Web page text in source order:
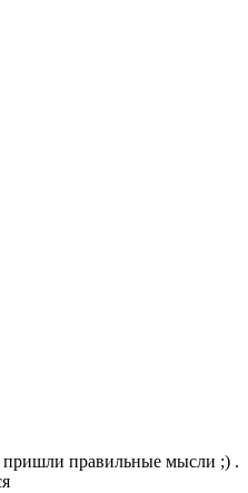
пришли правильные мысли ;) .